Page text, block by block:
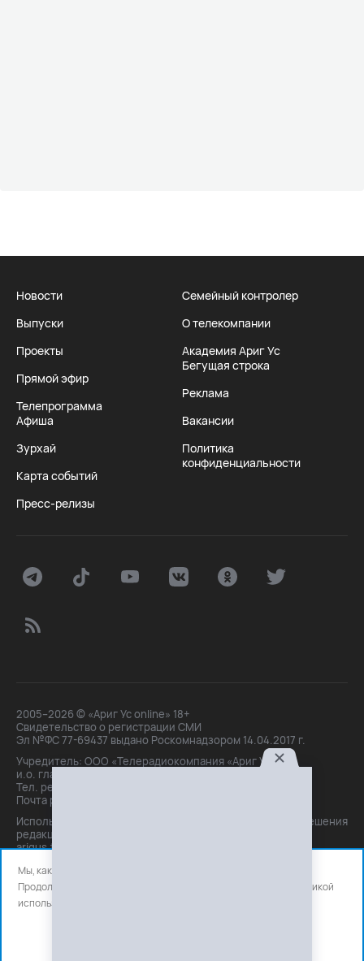
Новости
Выпуски
Проекты
Прямой эфир
Телепрограмма
Афиша
Зурхай
Карта событий
Пресс-релизы
Семейный контролер
О телекомпании
Академия Ариг Ус
Бегущая строка
Реклама
Вакансии
Политика
конфиденциальности
2005–2026 © «Ариг Ус online» 18+
Свидетельство о регистрации СМИ
Эл №ФС 77-69437 выдано Роскомнадзором 14.04.2017 г.
Учредитель: ООО «Телерадиокомпания «Ариг Ус»,
и.о. главного редактора: Маханова О.Б.
Тел. peдakции: +7(3012)21-30-14,
Почта peдakции: editor@arigus.tv
Использование материалов только с письменного разрешения
редакции. При цитировании прямая активная ссылка на
arigus.tv обязательна.
Мы, как и все используем файлы cookie и сервисы аналитики.
Продолжая использовать сайт, вы соглашаетесь с нашей
политикой
использования